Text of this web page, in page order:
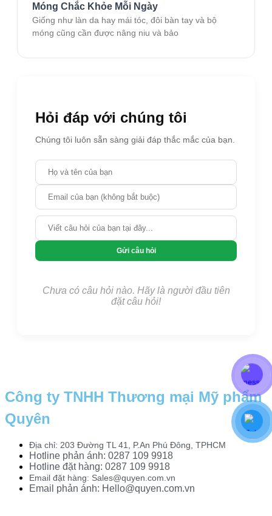
Móng Chắc Khỏe Mỗi Ngày
Giống như làn da hay mái tóc, đôi bàn tay và bộ
móng cũng cần được nâng niu và bảo
Hỏi đáp với chúng tôi
Chúng tôi luôn sẵn sàng giải đáp thắc mắc của bạn.
Gửi câu hỏi
Chưa có câu hỏi nào. Hãy là người đầu tiên
đặt câu hỏi!
Công ty TNHH Thương mại Mỹ phẩm
Quyên
Địa chỉ: 203 Đường TL 41, P.An Phú Đông, TPHCM
Hotline phản ánh: 0287 109 9918
Hotline đặt hàng: 0287 109 9918​
Email đặt hàng: Sales@quyen.com.vn
Email phản ánh: Hello@quyen.com.vn